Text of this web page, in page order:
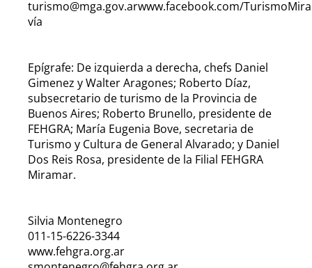
turismo@mga.gov.arwww.facebook.com/
vía
Epígrafe: De izquierda a derecha, chefs Daniel
Gimenez y Walter Aragones; Roberto Díaz,
subsecretario de turismo de la Provincia de
Buenos Aires; Roberto Brunello, presidente de
FEHGRA; María Eugenia Bove, secretaria de
Turismo y Cultura de General Alvarado; y Daniel
Dos Reis Rosa, presidente de la Filial FEHGRA
Miramar.
Silvia Montenegro
011-15-6226-3344
www.fehgra.org.ar